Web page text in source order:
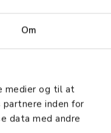
Om
medier og til at
partnere inden for
data med andre